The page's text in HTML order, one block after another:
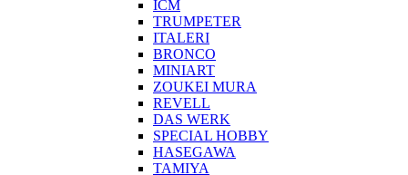
ICM
TRUMPETER
ITALERI
BRONCO
MINIART
ZOUKEI MURA
REVELL
DAS WERK
SPECIAL HOBBY
HASEGAWA
TAMIYA